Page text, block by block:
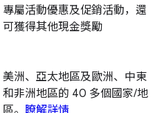
專屬活動優惠及促銷活動，還
可獲得其他現金獎勵
美洲、亞太地區及歐洲、中東
和非洲地區的 40 多個國家/地
區。 瞭解詳情